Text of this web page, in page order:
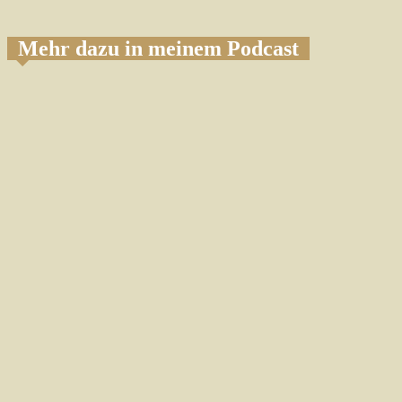
Mehr dazu in meinem Podcast